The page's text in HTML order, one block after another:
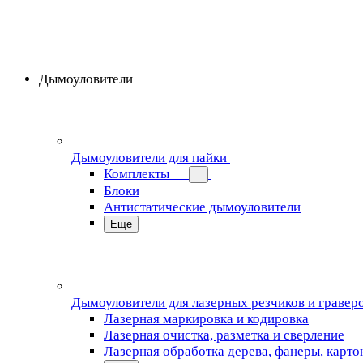
Дымоуловители
Дымоуловители для пайки
Комплекты
Блоки
Антистатические дымоуловители
Еще
Дымоуловители для лазерных резчиков и
Лазерная маркировка и кодировка
Лазерная очистка, разметка и сверление
Лазерная обработка дерева, фанеры,